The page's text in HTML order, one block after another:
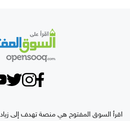
اقرأ السوق المفتوح هي منصة تهدف إلى